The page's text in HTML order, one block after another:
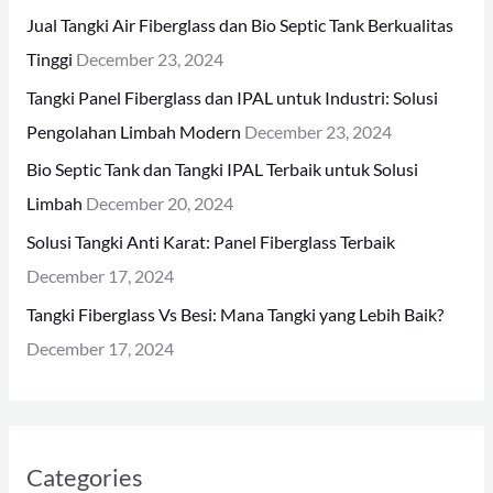
r
:
Jual Tangki Air Fiberglass dan Bio Septic Tank Berkualitas
Tinggi December 23, 2024
Tangki Panel Fiberglass dan IPAL untuk Industri: Solusi
Pengolahan Limbah Modern December 23, 2024
Bio Septic Tank dan Tangki IPAL Terbaik untuk Solusi
Limbah December 20, 2024
Solusi Tangki Anti Karat: Panel Fiberglass Terbaik
December 17, 2024
Tangki Fiberglass Vs Besi: Mana Tangki yang Lebih Baik?
December 17, 2024
Categories